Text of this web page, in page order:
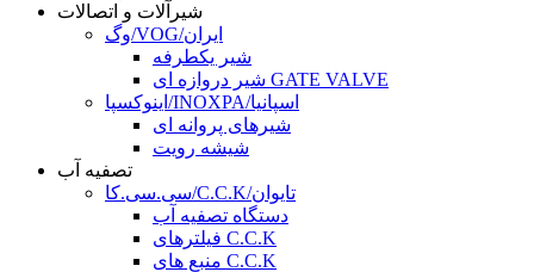
شیرآلات و اتصالات
وگ/VOG/ایران
شیر یکطرفه
شیر دروازه ای GATE VALVE
اینوکسپا/INOXPA/اسپانیا
شیرهای پروانه ای
شیشه رویت
تصفیه آب
سی.سی.کا/C.C.K/تایوان
دستگاه تصفیه آب
فیلترهای C.C.K
منبع های C.C.K